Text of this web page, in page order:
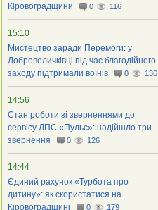
Кіровоградщини
0 116
15:10
Мистецтво заради Перемоги: у
Добровеличківці під час благодійного
заходу підтримали воїнів
0 136
14:56
Стан роботи зі зверненнями до
сервісу ДПС «Пульс»: надійшло три
звернення
0 126
14:44
Єдиний рахунок «Турбота про
дитину»: як скористатися на
Кіровоградщині
0 179